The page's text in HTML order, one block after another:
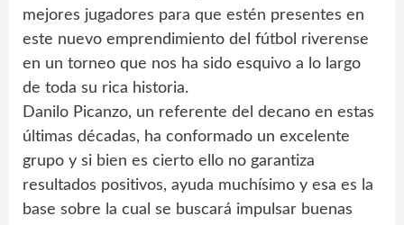
mejores jugadores para que estén presentes en
este nuevo emprendimiento del fútbol riverense
en un torneo que nos ha sido esquivo a lo largo
de toda su rica historia.
Danilo Picanzo, un referente del decano en estas
últimas décadas, ha conformado un excelente
grupo y si bien es cierto ello no garantiza
resultados positivos, ayuda muchísimo y esa es la
base sobre la cual se buscará impulsar buenas